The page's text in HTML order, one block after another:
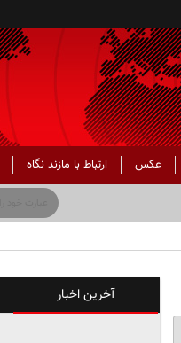
عکس ارتباط با مازند نگاه
آخرین اخبار